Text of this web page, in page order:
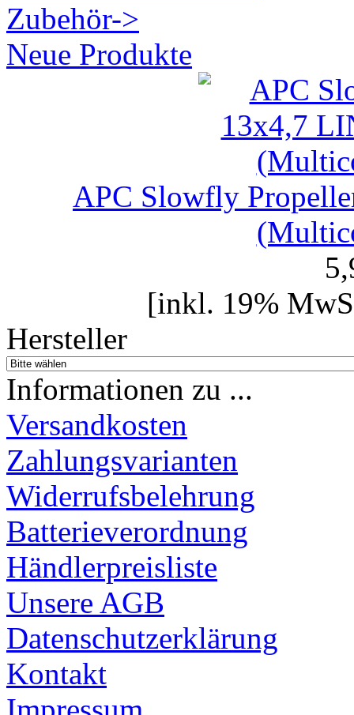
Zubehör->
Neue Produkte
APC Slowfly
[inkl. 19%
Hersteller
Informationen zu ...
Versandkosten
Zahlungsvarianten
Widerrufsbelehrung
Batterieverordnung
Händlerpreisliste
Unsere AGB
Datenschutzerklärung
Kontakt